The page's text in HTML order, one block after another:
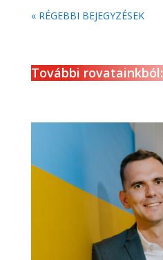
« RÉGEBBI BEJEGYZÉSEK
További rovatainkból: